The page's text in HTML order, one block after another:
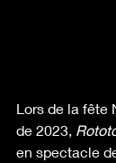
Lors de la fête
de 2023,
en spectacle